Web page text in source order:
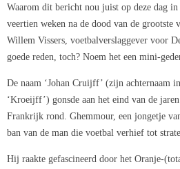
Waarom dit bericht nou juist op deze dag
veertien weken na de dood van de grootste
Willem Vissers, voetbalverslaggever voor
goede reden, toch? Noem het een mini-
De naam ‘Johan Cruijff’ (zijn achternaam
‘Kroeijff’) gonsde aan het eind van de
Frankrijk rond. Ghemmour, een jongetje
ban van de man die voetbal verhief tot
Hij raakte gefascineerd door het Oranje-